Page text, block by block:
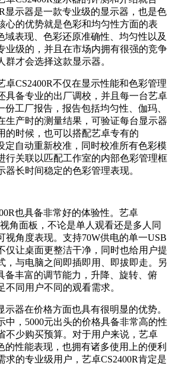
显示器是一款专业级的显示器，也是色
心的优势就是色彩和均匀性方面的表
域表现、色彩还原准确性、均匀性以及
业级的，并且在市场内拥有很强的竞争
群才会选择这款显示器。
卓CS2400R不仅在显示性能和色彩管理
具备专业的出厂调校，并且每一台艺卓
份工厂报告，报告包括均匀性、伽玛、
生产时的测量结果，可验证每台显示器
的时候，也可以搭配艺卓专有的
定自动重新校准，同时校准所有色彩模
行关联以匹配工作室的内部色彩管理框
器长时间稳定的色彩管理表现。
也具备非常好的体验性。艺卓
角面板，不论是单人观看还是多人同
视角度表现。支持70W供电的单一USB
仅让桌面更整洁干净，同时也给用户提
，与电脑之间即插即用、即拔即走。另
备丰富的调节能力，升降、旋转、俯
同用户不同的观看需求。
示器在价格方面也具有很明显的优势。
中，5000元出头的价格具备非常高的性
不少购买预算。对于用户来说，艺卓
的性能表现，也拥有诸多使用上的便利
求的专业级用户，艺卓CS2400R肯定是